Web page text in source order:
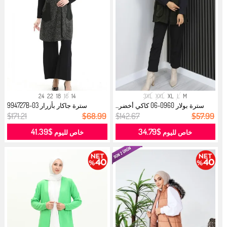
M
L
XL
XXL
3XL
سترة بولار 0960-06 كاكي أخضر...
$142.67 $57.99
خاص لليوم $34.79
14
16
18
22
24
سترة جاكار بأزرار 994727B-03
باللون...
$171.21 $68.99
خاص لليوم$41.39